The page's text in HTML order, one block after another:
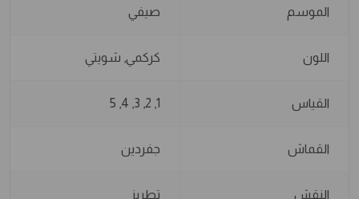
الموسم صيفي
اللون كركمي, شويتي
القياس 1, 2, 3, 4, 5
القماش جفردين
النقش تطريز